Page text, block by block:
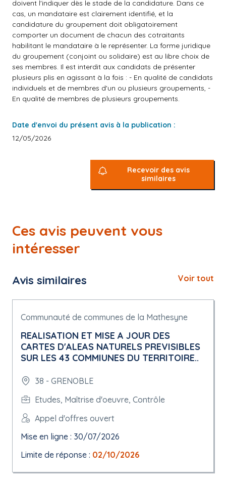
doivent l'indiquer dès le stade de la candidature. Dans ce
cas, un mandataire est clairement identifié, et la
candidature du groupement doit obligatoirement
comporter un document de chacun des cotraitants
habilitant le mandataire à le représenter. La forme juridique
du groupement (conjoint ou solidaire) est au libre choix de
ses membres. Il est interdit aux candidats de présenter
plusieurs plis en agissant à la fois : - En qualité de candidats
individuels et de membres d'un ou plusieurs groupements, -
En qualité de membres de plusieurs groupements.
Date d'envoi du présent avis à la publication :
12/05/2026
Recevoir des avis
similaires
Ces avis peuvent vous
intéresser
Avis similaires Voir tout
Communauté de communes de la Mathesyne
REALISATION ET MISE A JOUR DES
CARTES D'ALEAS NATURELS PREVISIBLES
SUR LES 43 COMMIUNES DU TERRITOIRE..
38 - GRENOBLE
Etudes, Maîtrise d'oeuvre, Contrôle
Appel d'offres ouvert
Mise en ligne : 30/07/2026
Limite de réponse : 02/10/2026